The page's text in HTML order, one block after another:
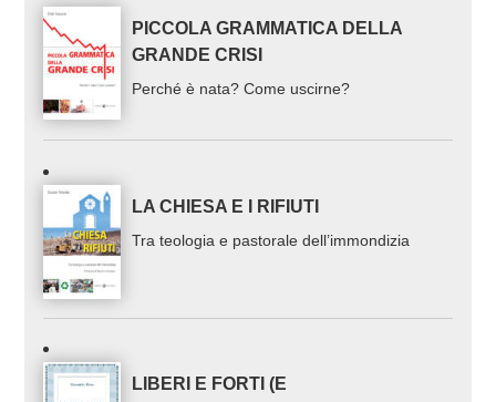
PICCOLA GRAMMATICA DELLA
GRANDE CRISI
Perché è nata? Come uscirne?
LA CHIESA E I RIFIUTI
Tra teologia e pastorale dell’immondizia
LIBERI E FORTI (E